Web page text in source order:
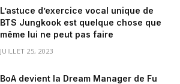
L’astuce d’exercice vocal unique de
BTS Jungkook est quelque chose que
même lui ne peut pas faire
JUILLET 25, 2023
BoA devient la Dream Manager de Fu